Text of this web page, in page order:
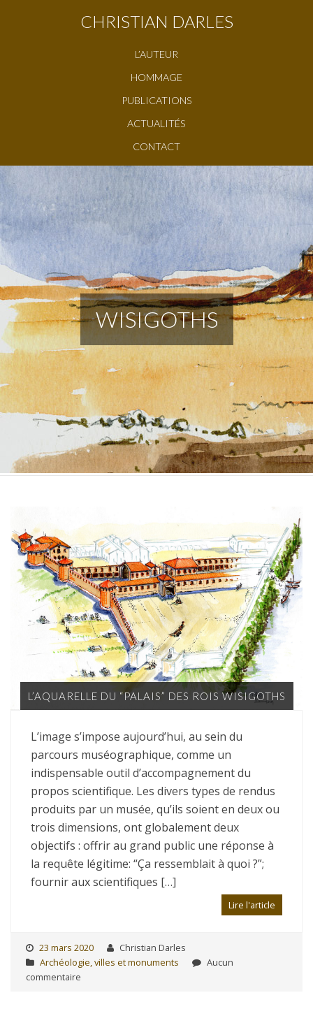
CHRISTIAN DARLES
L’AUTEUR
HOMMAGE
PUBLICATIONS
ACTUALITÉS
CONTACT
WISIGOTHS
L’AQUARELLE DU “PALAIS” DES ROIS WISIGOTHS
L’image s’impose aujourd’hui, au sein du
parcours muséographique, comme un
indispensable outil d’accompagnement du
propos scientifique. Les divers types de rendus
produits par un musée, qu’ils soient en deux ou
trois dimensions, ont globalement deux
objectifs : offrir au grand public une réponse à
la requête légitime: “Ça ressemblait à quoi ?”;
fournir aux scientifiques […]
Lire l'article
23 mars 2020
Christian Darles
Archéologie, villes et monuments
Aucun
commentaire